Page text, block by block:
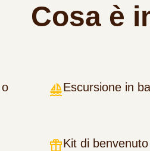
Cosa è
Escursione in
Kit di benvenuto